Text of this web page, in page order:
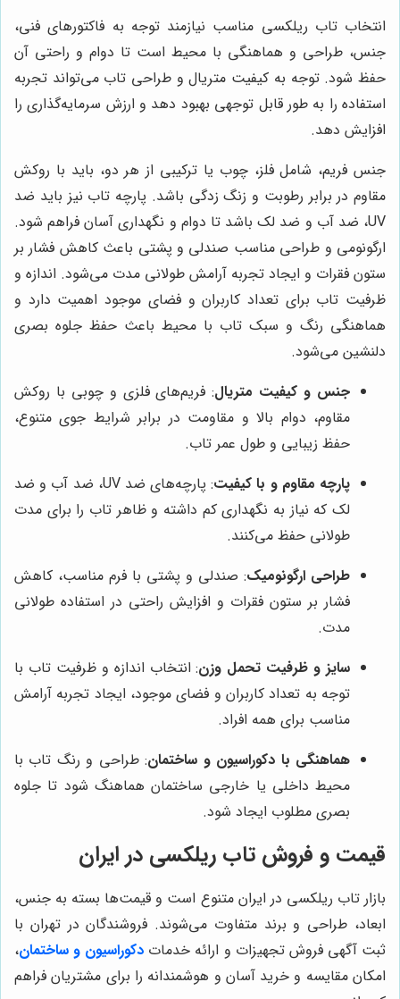
انتخاب تاب ریلکسی مناسب نیازمند توجه به فاکتورهای فنی،
جنس، طراحی و هماهنگی با محیط است تا دوام و راحتی آن
حفظ شود. توجه به کیفیت متریال و طراحی تاب می‌تواند تجربه
استفاده را به طور قابل توجهی بهبود دهد و ارزش سرمایه‌گذاری را
افزایش دهد.
جنس فریم، شامل فلز، چوب یا ترکیبی از هر دو، باید با روکش
مقاوم در برابر رطوبت و زنگ زدگی باشد. پارچه تاب نیز باید ضد
UV، ضد آب و ضد لک باشد تا دوام و نگهداری آسان فراهم شود.
ارگونومی و طراحی مناسب صندلی و پشتی باعث کاهش فشار بر
ستون فقرات و ایجاد تجربه آرامش طولانی مدت می‌شود. اندازه و
ظرفیت تاب برای تعداد کاربران و فضای موجود اهمیت دارد و
هماهنگی رنگ و سبک تاب با محیط باعث حفظ جلوه بصری
دلنشین می‌شود.
جنس و کیفیت متریال: فریم‌های فلزی و چوبی با روکش
مقاوم، دوام بالا و مقاومت در برابر شرایط جوی متنوع،
حفظ زیبایی و طول عمر تاب.
پارچه مقاوم و با کیفیت
: پارچه‌های ضد UV، ضد آب و ضد
لک که نیاز به نگهداری کم داشته و ظاهر تاب را برای مدت
طولانی حفظ می‌کنند.
طراحی ارگونومیک: صندلی و پشتی با فرم مناسب، کاهش
فشار بر ستون فقرات و افزایش راحتی در استفاده طولانی
مدت.
سایز و ظرفیت تحمل وزن: انتخاب اندازه و ظرفیت تاب با
توجه به تعداد کاربران و فضای موجود، ایجاد تجربه آرامش
مناسب برای همه افراد.
هماهنگی با دکوراسیون و ساختمان: طراحی و رنگ تاب با
محیط داخلی یا خارجی ساختمان هماهنگ شود تا جلوه
بصری مطلوب ایجاد شود.
قیمت و فروش تاب ریلکسی در ایران
بازار تاب ریلکسی در ایران متنوع است و قیمت‌ها بسته به جنس،
ابعاد، طراحی و برند متفاوت می‌شوند. فروشندگان در تهران با
ثبت آگهی فروش تجهیزات و ارائه خدمات دکوراسیون و ساختمان،
امکان مقایسه و خرید آسان و هوشمندانه را برای مشتریان فراهم